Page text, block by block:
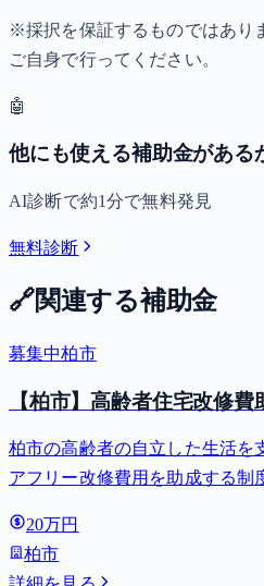
※採択を保証するものではあり
ご自身で行ってください。
🤖
他にも使える補助金がある
AI診断で約1分で無料発見
無料診断
🔗関連する補助金
募集中柏市
【柏市】高齢者住宅改修費
柏市の高齢者の自立した生活を
アフリー改修費用を助成する制
20万円
柏市